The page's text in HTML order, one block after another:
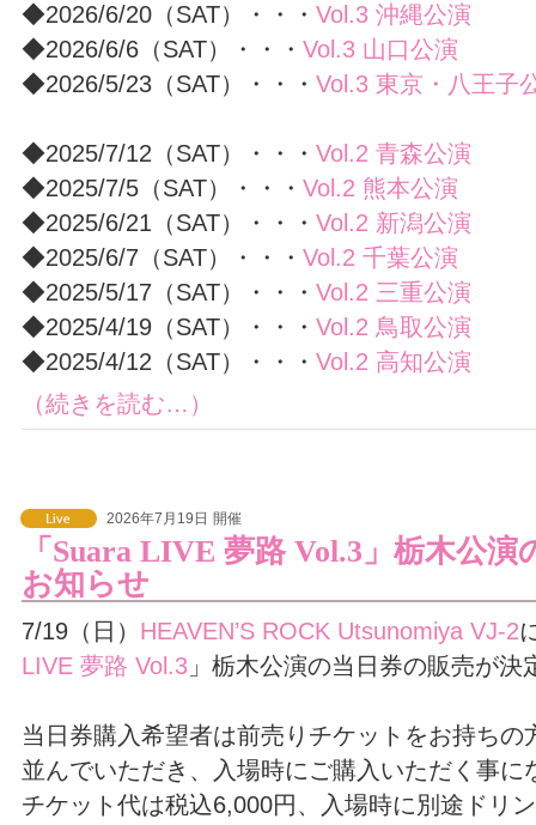
◆2026/6/20（SAT）・・・ Vol.3 沖縄公演
◆2026/6/6（SAT）・・・ Vol.3 山口公演
◆2026/5/23（SAT）・・・ Vol.3 東京・八王子
◆2025/7/12（SAT）・・・ Vol.2 青森公演
◆2025/7/5（SAT）・・・ Vol.2 熊本公演
◆2025/6/21（SAT）・・・ Vol.2 新潟公演
◆2025/6/7（SAT）・・・ Vol.2 千葉公演
◆2025/5/17（SAT）・・・ Vol.2 三重公演
◆2025/4/19（SAT）・・・ Vol.2 鳥取公演
◆2025/4/12（SAT）・・・ Vol.2 高知公演
（続きを読む…）
2026年7月19日 開催
「Suara LIVE 夢路 Vol.3」栃木公
お知らせ
7/19（日） HEAVEN’S ROCK Utsunomiya VJ-2
LIVE 夢路 Vol.3 」栃木公演の当日券の販売が決
当日券購入希望者は前売りチケットをお持ちの
並んでいただき、入場時にご購入いただく事に
チケット代は税込6,000円、入場時に別途ドリ